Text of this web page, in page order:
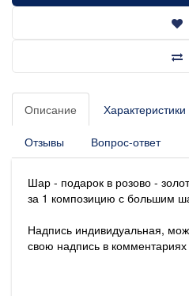
Описание Характеристики
Отзывы Вопрос-ответ
Шар - подарок в розово -
за 1 композицию с большим
Надпись индивидуальная,
свою надпись в комментариях